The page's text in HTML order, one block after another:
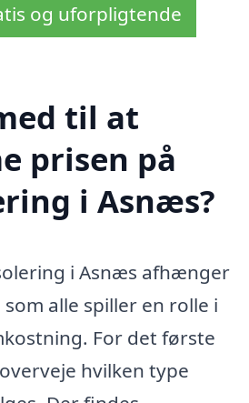
og uforpligtende
til at
prisen på
i Asnæs?
i Asnæs afhænger
alle spiller en rolle i
For det første
hvilken type